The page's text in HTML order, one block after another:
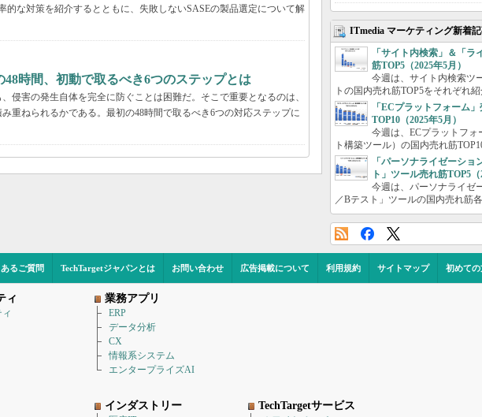
的な対策を紹介するとともに、失敗しないSASEの製品選定について解
時間、初動で取るべき6つのステップとは
侵害の発生自体を完全に防ぐことは困難だ。そこで重要となるのは、
重ねられるかである。最初の48時間で取るべき6つの対応ステップに
ITmedia マーケティング新着
「サイト内検索」＆「ラ
筋TOP5（2025年5月）
今週は、サイト内検索ツ
トの国内売れ筋TOP5をそれぞれ紹
「ECプラットフォーム
TOP10（2025年5月）
今週は、ECプラットフォ
ト構築ツール）の国内売れ筋
「パーソナライゼーショ
ト」ツール売れ筋TOP5（
今週は、パーソナライゼ
／Bテスト」ツールの国内売れ筋
るご質問 TechTargetジャパンとは お問い合わせ 広告掲載について 利用規約 サイトマップ 初めての
ィ 業務アプリ
ERP
データ分析
CX
情報系システム
エンタープライズAI
インダストリー TechTargetサービス